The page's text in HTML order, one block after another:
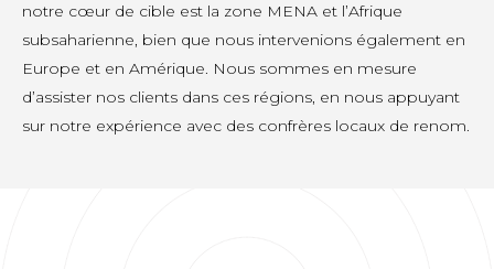
notre cœur de cible est la zone MENA et l’Afrique
subsaharienne, bien que nous intervenions également en
Europe et en Amérique. Nous sommes en mesure
d’assister nos clients dans ces régions, en nous appuyant
sur notre expérience avec des confrères locaux de renom.